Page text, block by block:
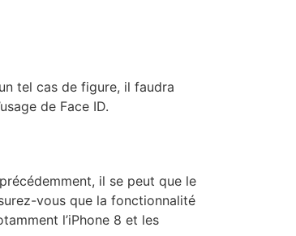
tel cas de figure, il faudra
de Face ID.
il se peut que le
vous que la fonctionnalité
l’iPhone 8 et les